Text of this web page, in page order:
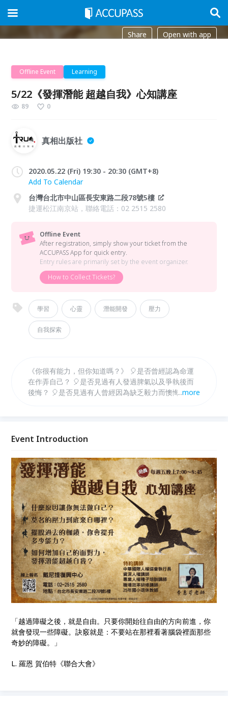
Share Open with app
Offline Event Learning
5/22《發揮潛能 超越自我》心知講座
89 0
真相出版社
2020.05.22 (Fri) 19:30 - 20:30 (GMT+8)
Add To Calendar
台灣台北市中山區長安東路二段78號5樓
捷運松江南京站，聯絡電話：02 2515 2580
Offline Event
After registration, simply show your ticket from the
ACCUPASS App for quick entry.
Entry rules are primarily set by the event organizer.
How to Collect Tickets?
學習 心靈 潛能開發 壓力
自我探索
《你很有能力，但你知道嗎？》 🎈是否曾經認為命運
在作弄自己？ 🎈是否見過有人發過脾氣以及爭執後而
後悔？ 🎈是否見過有人曾經因為缺乏毅力而懊悔不
...more
Event Introduction
「越過障礙之後，就是自由。只要你開始往自由的方向前進，你
就會發現一些障礙。訣竅就是：不要站在那裡看著腦袋裡面那些
奇妙的障礙。」
L. 羅恩 賀伯特《聯合大會》